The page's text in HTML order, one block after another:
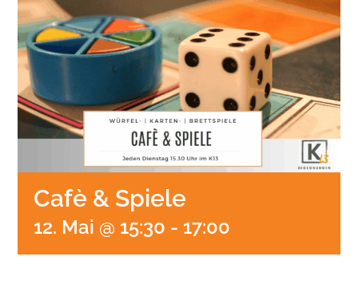
Cafè & Spiele
12. Mai @ 15:30 - 17:00